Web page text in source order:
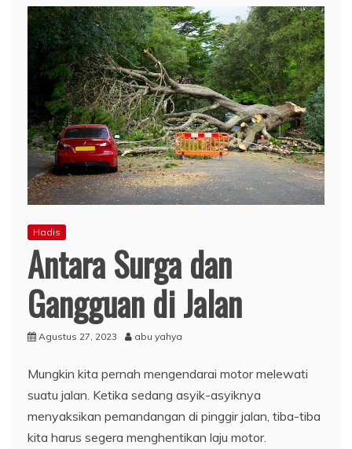
Hadis
Antara Surga dan
Gangguan di Jalan
Agustus 27, 2023 abu yahya
Mungkin kita pernah mengendarai motor melewati
suatu jalan. Ketika sedang asyik-asyiknya
menyaksikan pemandangan di pinggir jalan, tiba-tiba
kita harus segera menghentikan laju motor.